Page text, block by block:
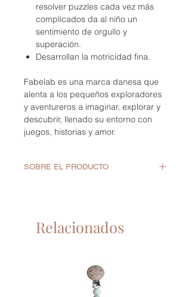
resolver puzzles cada vez más
complicados da al niño un
sentimiento de orgullo y
superación.
Desarrollan la motricidad fina.
Fabelab es una marca danesa que
alenta a los pequeños exploradores
y aventureros a imaginar, explorar y
descubrir, llenado su entorno con
juegos, historias y amor.
SOBRE EL PRODUCTO
Material: cartón impreso.
marcado CE de conformidad con
la legislación de la Unión
Relacionados